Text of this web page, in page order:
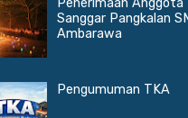
Penerimaan
Sanggar Pangkalan
Ambarawa
Pengumuman TKA